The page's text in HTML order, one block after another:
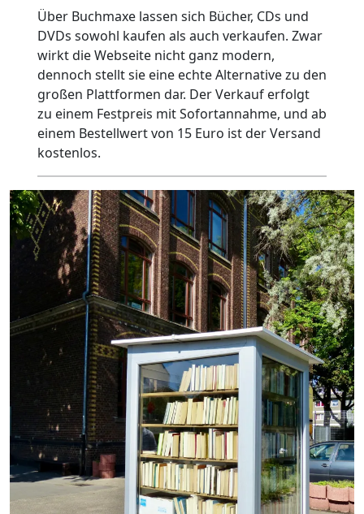
Über Buchmaxe lassen sich Bücher, CDs und
DVDs sowohl kaufen als auch verkaufen. Zwar
wirkt die Webseite nicht ganz modern,
dennoch stellt sie eine echte Alternative zu den
großen Plattformen dar. Der Verkauf erfolgt
zu einem Festpreis mit Sofortannahme, und ab
einem Bestellwert von 15 Euro ist der Versand
kostenlos.